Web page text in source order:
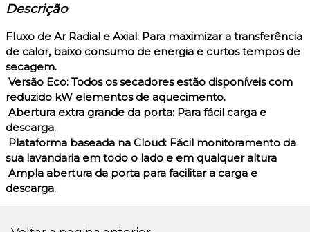
Descrição
Fluxo de Ar Radial e Axial: Para maximizar a transferência
de calor, baixo consumo de energia e curtos tempos de
secagem.
Versão Eco: Todos os secadores estão disponíveis com
reduzido kW elementos de aquecimento.
Abertura extra grande da porta: Para fácil carga e
descarga.
Plataforma baseada na Cloud: Fácil monitoramento da
sua lavandaria em todo o lado e em qualquer altura
Ampla abertura da porta para facilitar a carga e
descarga.